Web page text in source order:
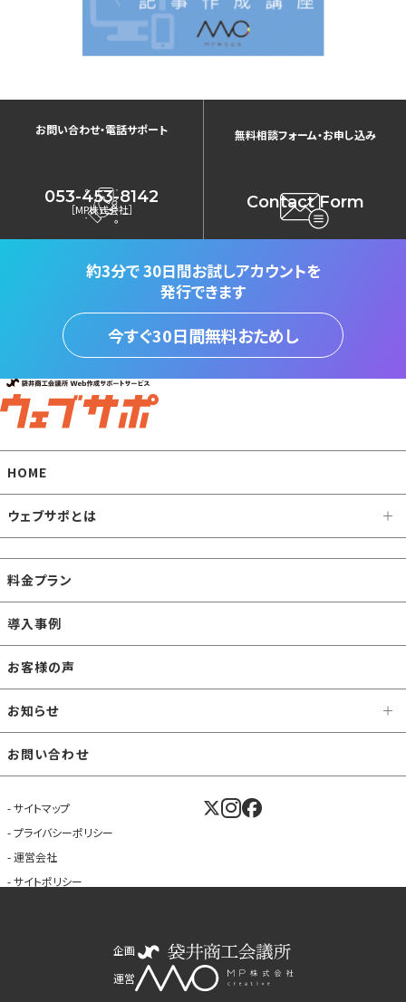
お問い合わせ・電話サポート
053-453-8142
［MP株式会社］
無料相談フォーム・お申し込み
Contact Form
約3分で30日間お試しアカウントを
発行できます
今すぐ30日間無料おためし
HOME
ウェブサポとは
料金プラン
導入事例
お客様の声
お知らせ
お問い合わせ
サイトマップ
プライバシーポリシー
運営会社
サイトポリシー
企画
運営